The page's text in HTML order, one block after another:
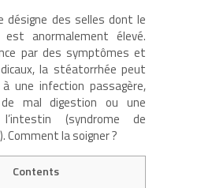
désigne des selles dont le
anormalement élevé.
par des symptômes et
la stéatorrhée peut
une infection passagère,
mal digestion ou une
(syndrome de
Comment la soigner ?
Contents